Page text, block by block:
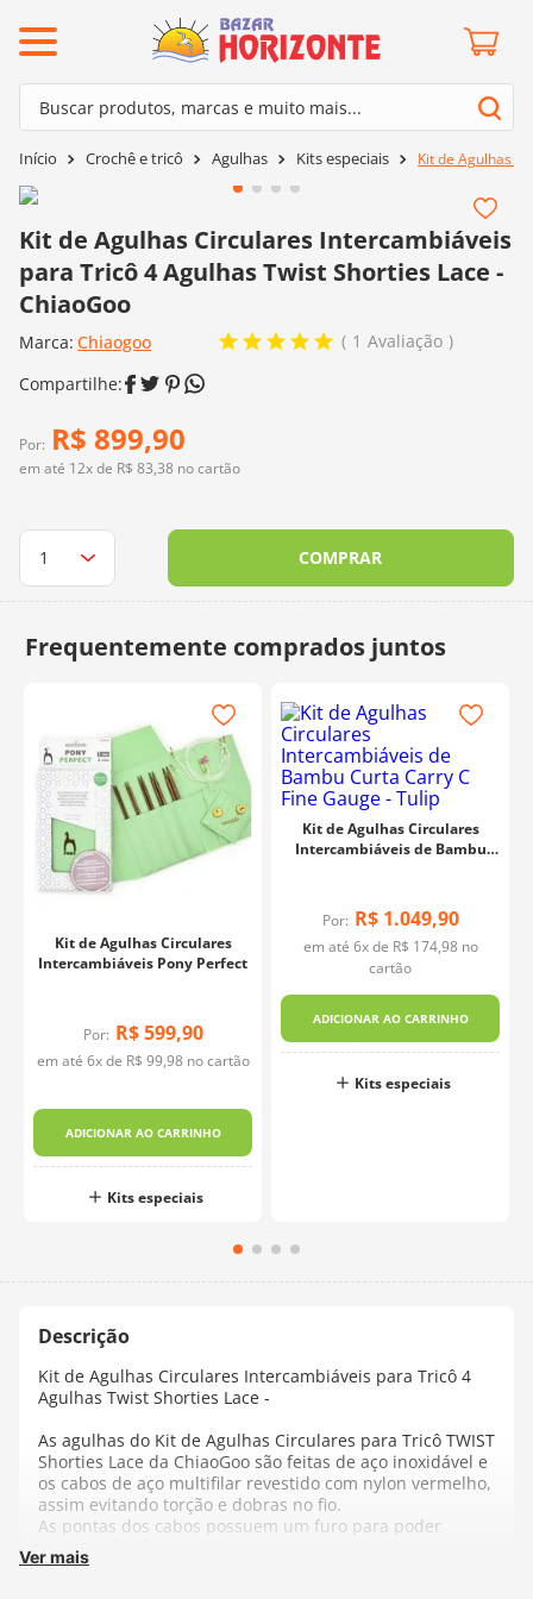
Buscar produtos, marcas e muito mais...
Crochê e tricô Agulhas Kits especiais Kit de Agulhas
Kit de Agulhas Circulares Intercambiáveis
para Tricô 4 Agulhas Twist Shorties Lace -
ChiaoGoo
Marca: Chiaogoo 1 Avaliação
Por: R$ 899,90
em até 12x de R$ 83,38 no cartão
COMPRAR
Kit de Agulhas Circulares
Intercambiáveis Pony Perfect
Por: R$ 599,90
em até 6x de R$ 99,98no cartão
ADICIONAR AO CARRINHO
Kits especiais
Kit de Agulhas Circulares
Intercambiáveis de Bambu
Por: R$ 1.049,90
em até 6x de R$ 174,98no
cartão
ADICIONAR AO CARRINHO
Kits especiais
Kit de Agulhas Circulares Intercambiáveis para Tricô 4
Agulhas Twist Shorties Lace -
As agulhas do Kit de Agulhas Circulares para Tricô TWIST
Shorties Lace da ChiaoGoo são feitas de aço inoxidável e
os cabos de aço multifilar revestido com nylon vermelho,
assim evitando torção e dobras no fio.
As pontas dos cabos possuem um furo para poder
passar o fio, fornecendo uma segurança extra caso
precise cortar o fio. As pontas das agulhas são finas,
Ver mais
Termos mais buscados
3º kit amigurumi
4º agulha crochê
5º fio amigurumi
6º lã cisne
º batik
8º euroroma
10 charme
mais buscados
barroco
mollet
kit amigurumi
agulha crochê
fio amigurumi
dmc